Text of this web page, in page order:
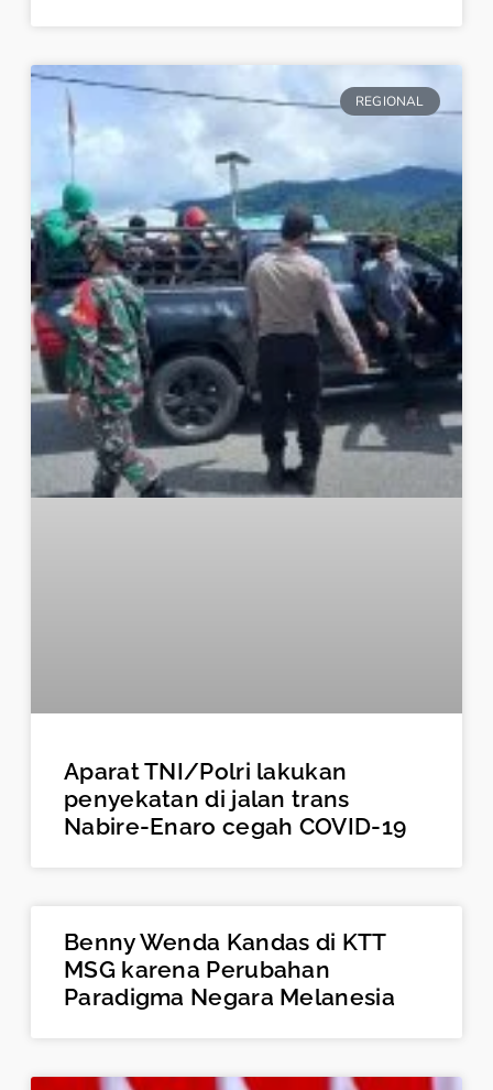
REGIONAL
Aparat TNI/Polri lakukan
penyekatan di jalan trans
Nabire-Enaro cegah COVID-19
Benny Wenda Kandas di KTT
MSG karena Perubahan
Paradigma Negara Melanesia